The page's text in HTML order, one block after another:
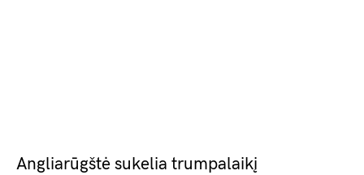
Angliarūgštė sukelia trumpalaikį